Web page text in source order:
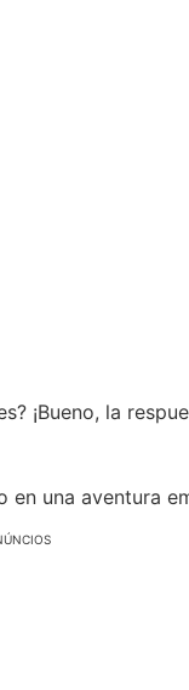
¡Bueno, la
una aventura